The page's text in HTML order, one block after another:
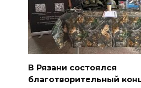
В Рязани состоялся
благотворительный